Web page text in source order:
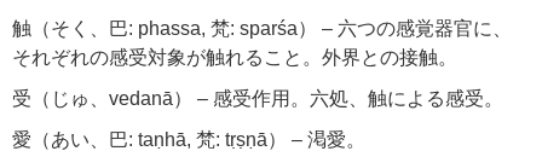
触（そく、巴: phassa, 梵: sparśa） – 六つの感覚器官に、
それぞれの感受対象が触れること。外界との接触。
受（じゅ、vedanā） – 感受作用。六処、触による感受。
愛（あい、巴: taṇhā, 梵: tṛṣṇā） – 渇愛。